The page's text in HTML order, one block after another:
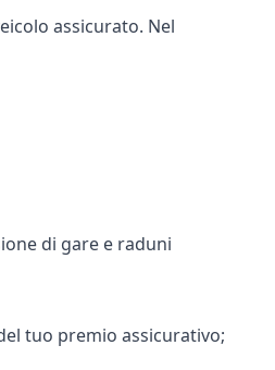
assicurato. Nel
di gare e raduni
tuo premio assicurativo;